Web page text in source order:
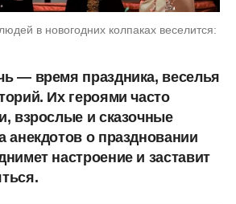
в новогодних колпаках веселится:
— время праздника, веселья
Их героями часто
взрослые и сказочные
анекдотов о праздновании
настроение и заставит